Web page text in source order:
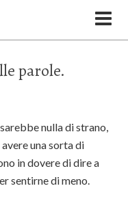
parole.
nulla di strano,
una sorta di
in dovere di dire a
sentirne di meno.